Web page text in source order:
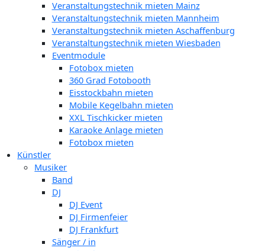
Veranstaltungstechnik mieten Mainz
Veranstaltungstechnik mieten Mannheim
Veranstaltungstechnik mieten Aschaffenburg
Veranstaltungstechnik mieten Wiesbaden
Eventmodule
Fotobox mieten
360 Grad Fotobooth
Eisstockbahn mieten
Mobile Kegelbahn mieten
XXL Tischkicker mieten
Karaoke Anlage mieten
Fotobox mieten
Künstler
Musiker
Band
DJ
DJ Event
DJ Firmenfeier
DJ Frankfurt
Sänger / in